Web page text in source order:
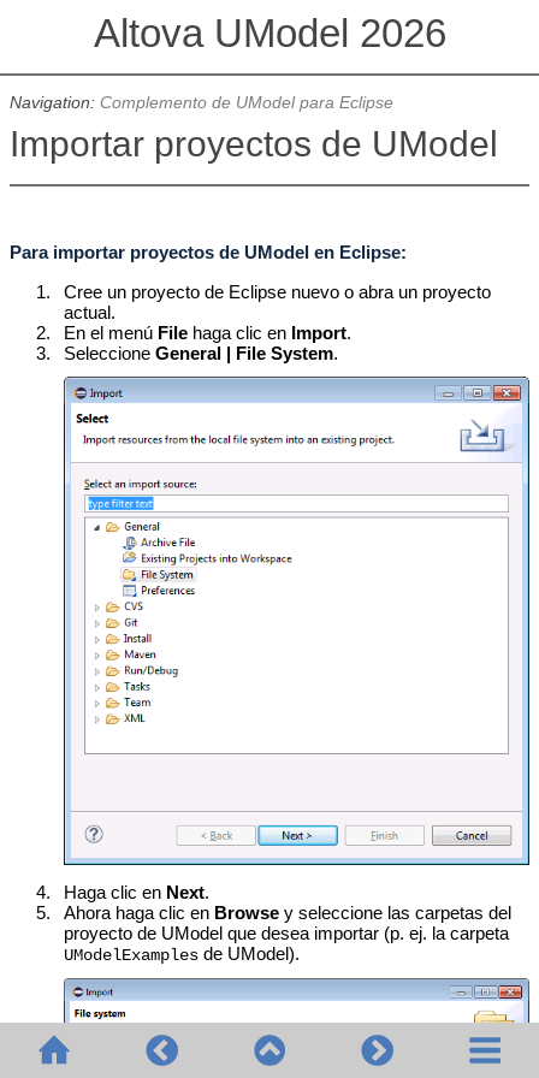
Altova UModel 2026
Navigation: Complemento de UModel para Eclipse
Importar proyectos de UModel
Para importar proyectos de UModel en Eclipse:
1.
Cree un proyecto de Eclipse nuevo o abra un proyecto
actual.
2.
En el menú File haga clic en Import.
3.
SeleccioneGeneral | File System.
4. Haga clic en Next.
5.
Ahora haga clic en Browse y seleccione las carpetas del
proyecto de UModel que desea importar (p. ej. la carpeta
UModelExamples de UModel).